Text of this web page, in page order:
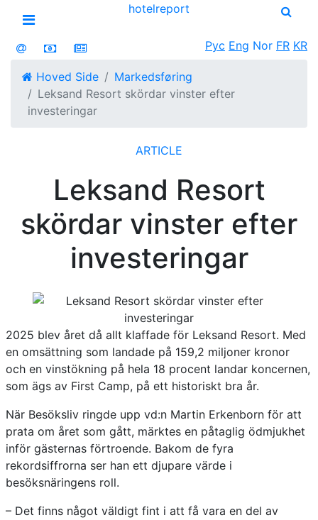
Open menu
hotelreport
Рус Eng Nor FR KR
Hoved Side
Markedsføring
Leksand Resort skördar vinster efter
investeringar
ARTICLE
Leksand Resort
skördar vinster efter
investeringar
2025 blev året då allt klaffade för Leksand Resort. Med
en omsättning som landade på 159,2 miljoner kronor
och en vinstökning på hela 18 procent landar koncernen,
som ägs av First Camp, på ett historiskt bra år.
När Besöksliv ringde upp vd:n Martin Erkenborn för att
prata om året som gått, märktes en påtaglig ödmjukhet
inför gästernas förtroende. Bakom de fyra
rekordsiffrorna ser han ett djupare värde i
besöksnäringens roll.
– Det finns något väldigt fint i att få vara en del av